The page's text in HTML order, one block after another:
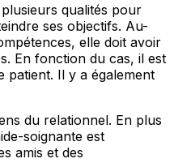
qualités pour
ses objectifs. Au-
elle doit avoir
En fonction du cas, il est
patient. Il y a également
du relationnel. En plus
soignante est
amis et des